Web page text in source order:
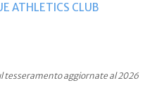
ATHLETICS CLUB
tesseramento aggiornate al 2026